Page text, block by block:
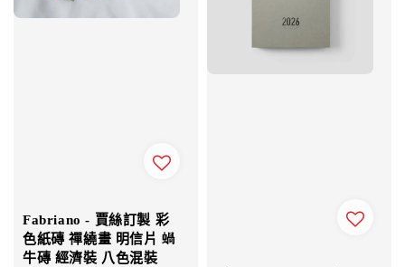
Fabriano - 賈絲訂製 彩
色紙磚 禪繞畫 明信片 蝸
牛磚 經濟裝 八色混裝